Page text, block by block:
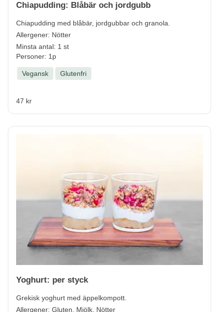
Chiapudding: Blåbär och jordgubb
Chiapudding med blåbär, jordgubbar och granola.
Allergener: Nötter
Minsta antal: 1 st
Personer: 1p
Vegansk Glutenfri
47 kr
Yoghurt: per styck
Grekisk yoghurt med äppelkompott.
Allergener: Gluten, Mjölk, Nötter